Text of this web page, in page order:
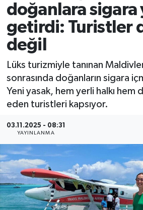
doğanlara sigara
getirdi: Turistler
değil
Lüks turizmiyle tanınan
sonrasında doğanların sigara
Yeni yasak, hem yerli halkı hem
eden turistleri kapsıyor.
03.11.2025 - 08:31
YAYINLANMA